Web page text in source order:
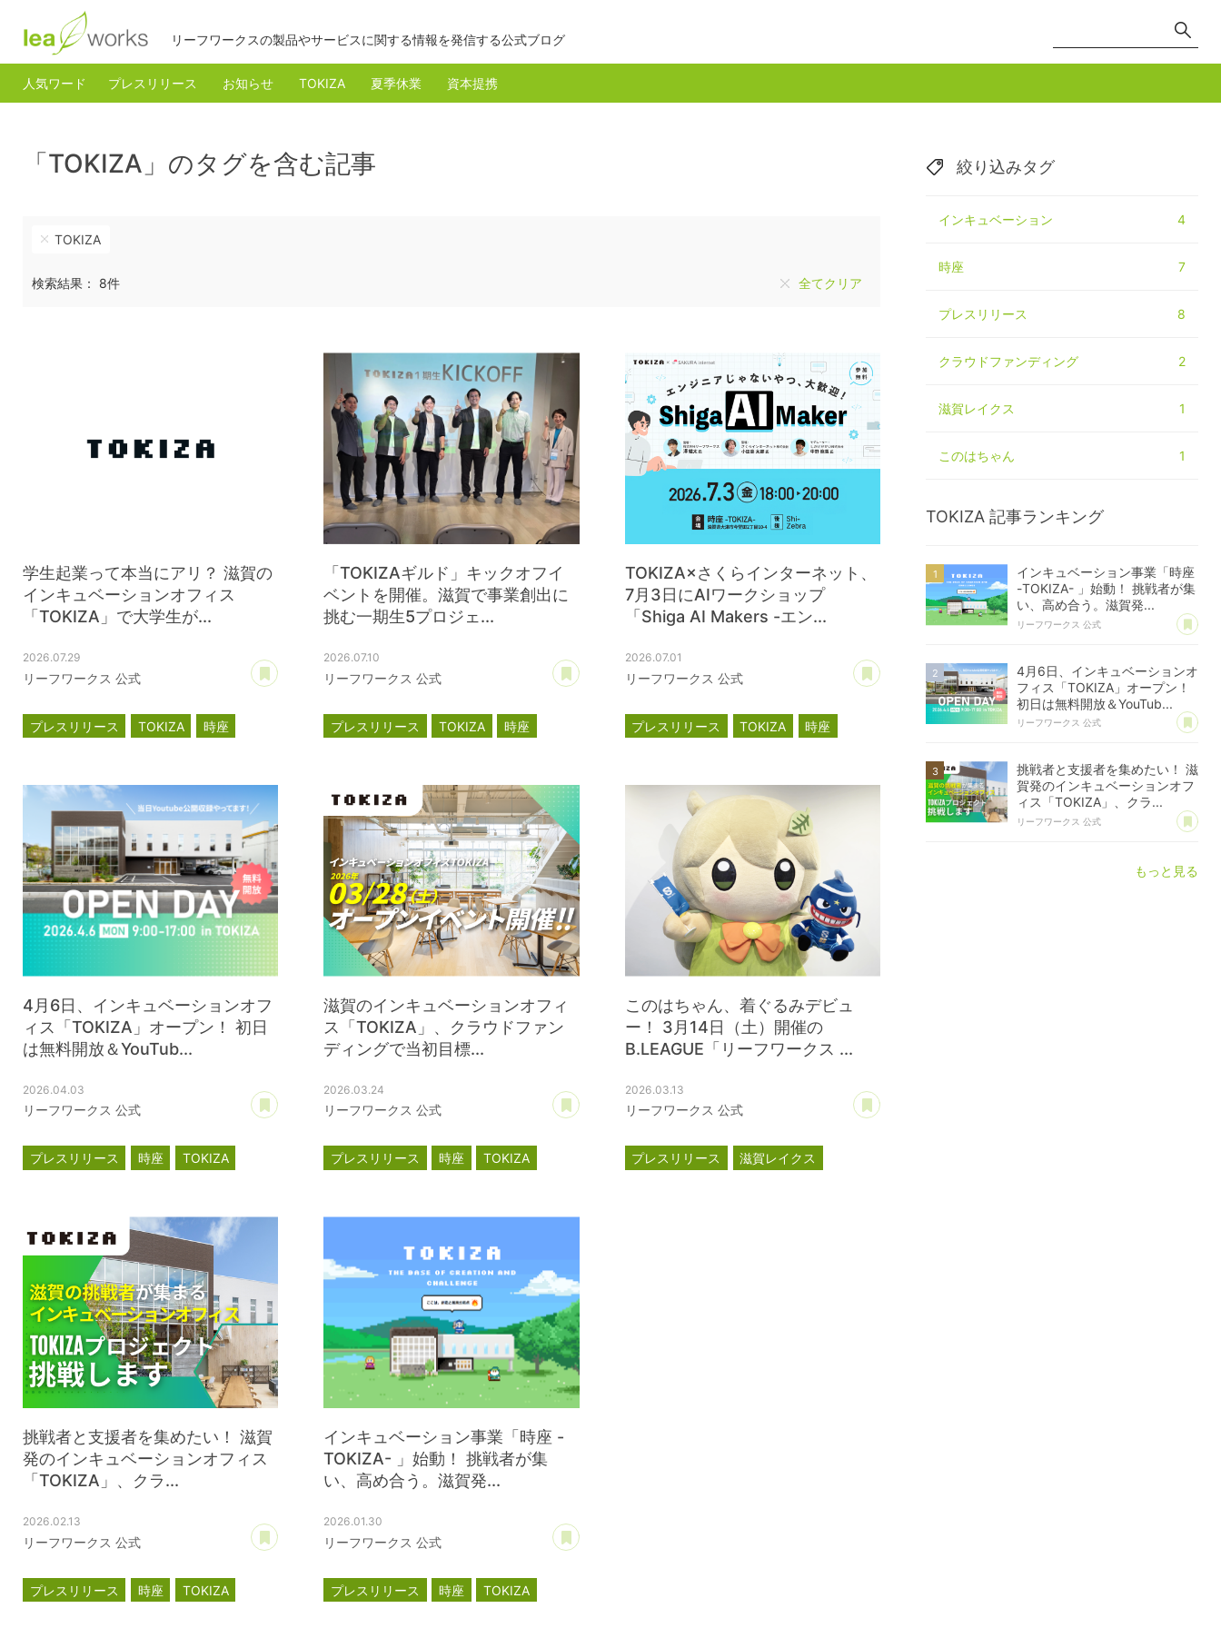
リーフワークスの製品やサービスに関する情報を発信する公式ブログ
人気ワード プレスリリース お知らせ TOKIZA 夏季休業 資本提携
「TOKIZA」のタグを含む記事
TOKIZA
検索結果： 8件 全てクリア
学生起業って本当にアリ？ 滋賀の
インキュベーションオフィス
「TOKIZA」で大学生が...
2026.07.29
リーフワークス 公式
あとで読む
プレスリリース TOKIZA 時座
「TOKIZAギルド」キックオフイ
ベントを開催。滋賀で事業創出に
挑む一期生5プロジェ...
2026.07.10
リーフワークス 公式
あとで読む
プレスリリース TOKIZA 時座
TOKIZA×さくらインターネット、
7月3日にAIワークショップ
「Shiga AI Makers -エン...
2026.07.01
リーフワークス 公式
あとで読む
プレスリリース TOKIZA 時座
4月6日、インキュベーションオフ
ィス「TOKIZA」オープン！ 初日
は無料開放＆YouTub...
2026.04.03
リーフワークス 公式
あとで読む
プレスリリース 時座
TOKIZA
滋賀のインキュベーションオフィ
ス「TOKIZA」、クラウドファン
ディングで当初目標...
2026.03.24
リーフワークス 公式
あとで読む
プレスリリース 時座
TOKIZA
クラウドファンディング
このはちゃん、着ぐるみデビュ
ー！ 3月14日（土）開催の
B.LEAGUE「リーフワークス ...
2026.03.13
リーフワークス 公式
あとで読む
プレスリリース
滋賀レイクス
挑戦者と支援者を集めたい！ 滋賀
発のインキュベーションオフィス
「TOKIZA」、クラ...
2026.02.13
リーフワークス 公式
あとで読む
プレスリリース 時座
TOKIZA
インキュベーション事業「時座 -
TOKIZA- 」始動！ 挑戦者が集
い、高め合う。滋賀発...
2026.01.30
リーフワークス 公式
あとで読む
プレスリリース 時座
TOKIZA
絞り込みタグ
インキュベーション 4
時座 7
プレスリリース 8
クラウドファンディング 2
滋賀レイクス 1
このはちゃん 1
TOKIZA 記事ランキング
インキュベーション事業「時座
-TOKIZA- 」始動！ 挑戦者が集
い、高め合う。滋賀発...
リーフワークス 公式 あ
4月6日、インキュベーションオ
フィス「TOKIZA」オープン！
初日は無料開放＆YouTub...
リーフワークス 公式 あ
挑戦者と支援者を集めたい！ 滋
賀発のインキュベーションオフ
ィス「TOKIZA」、クラ...
リーフワークス 公式 あ
もっと見る